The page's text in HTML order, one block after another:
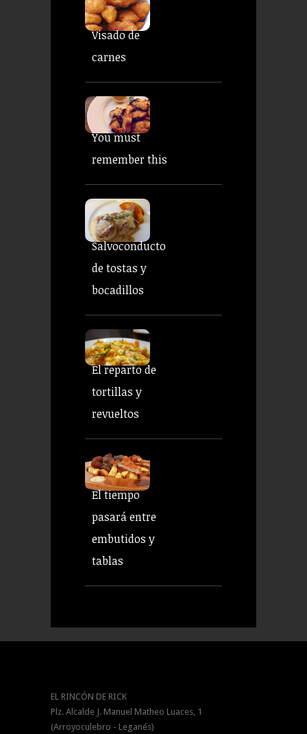
Visado de
carnes
You must
remember this
Salvoconducto
de tostas y
bocadillos
El reparto de
tortillas y
revueltos
El tiempo
pasará entre
embutidos y
tablas
EL RINCÓN DE RICK
Plz. Alcalde J. Manuel Matheo Luaces, 1
(Arroyoculebro - Leganés)